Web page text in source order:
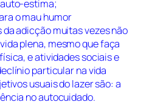
estima;
o mau humor
adicção muitas vezes não
plena, mesmo que faça
e atividades sociais e
particular na vida
usuais do lazer são: a
no autocuidado.